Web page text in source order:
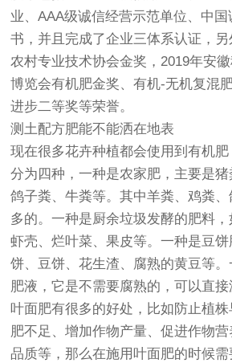
业、AAA级诚信经营示范单位、中
书，并且完成了企业三体系认证，
农村专业技术协会金奖，2019年安
博览会有机肥金奖、有机-无机复混
进步二等奖等荣誉。
测土配方肥能不能洒在地表
现在很多花卉种植都会使用到有机肥
分为四种，一种是农家肥，主要是猪
鸽子粪、牛粪等。其中羊粪、鸡粪
多的。一种是厨余垃圾发酵的肥料，
虾壳、烂叶菜、果皮等。一种是豆
饼、豆饼、花生渣、腐熟的黄豆等
肥液，它是不需要腐熟的，可以直接
叶面肥有很多的好处，比如防止植
肥不足、增加作物产量、促进作物
品质等，那么在施用叶面肥的时候